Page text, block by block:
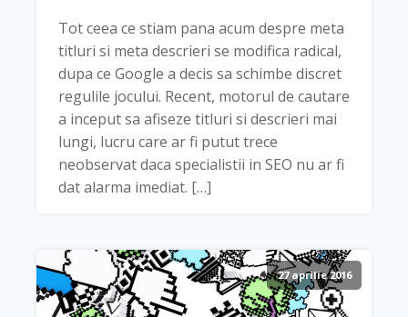
Tot ceea ce stiam pana acum despre meta
titluri si meta descrieri se modifica radical,
dupa ce Google a decis sa schimbe discret
regulile jocului. Recent, motorul de cautare
a inceput sa afiseze titluri si descrieri mai
lungi, lucru care ar fi putut trece
neobservat daca specialistii in SEO nu ar fi
dat alarma imediat. […]
27 aprilie 2016